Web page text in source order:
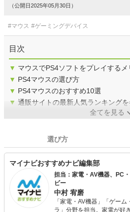
（公開日2025年05月30日）
#マウス #ゲーミングデバイス
目次
▼ マウスでPS4ソフトをプレイするメ
▼ PS4マウスの選び方
▼ PS4マウスのおすすめ10選
▼ 通販サイトの最新人気ランキング
全てを見る
選び方
マイナビおすすめナビ編集部
担当：家電・AV機器、PC
ビー
中村 宥磨
「家電・AV機器」「ゲー
ラ」分野を担当。家電が好